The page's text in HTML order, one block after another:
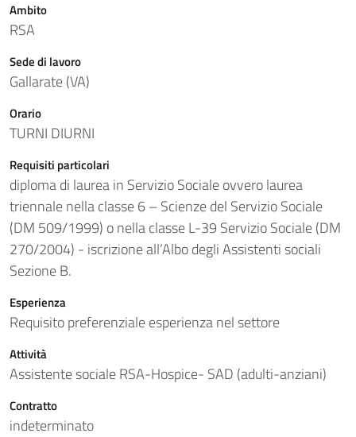
Ambito
RSA
Sede di lavoro
Gallarate (VA)
Orario
TURNI DIURNI
Requisiti particolari
diploma di laurea in Servizio Sociale ovvero laurea
triennale nella classe 6 – Scienze del Servizio Sociale
(DM 509/1999) o nella classe L-39 Servizio Sociale (DM
270/2004) - iscrizione all’Albo degli Assistenti sociali
Sezione B.
Esperienza
Requisito preferenziale esperienza nel settore
Attività
Assistente sociale RSA-Hospice- SAD (adulti-anziani)
Contratto
indeterminato